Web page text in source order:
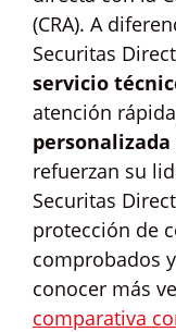
(CRA). A
Securitas
servicio
atención
personalizada
refuerzan su
Securitas
protección de
comprobados
conocer más
comparativa